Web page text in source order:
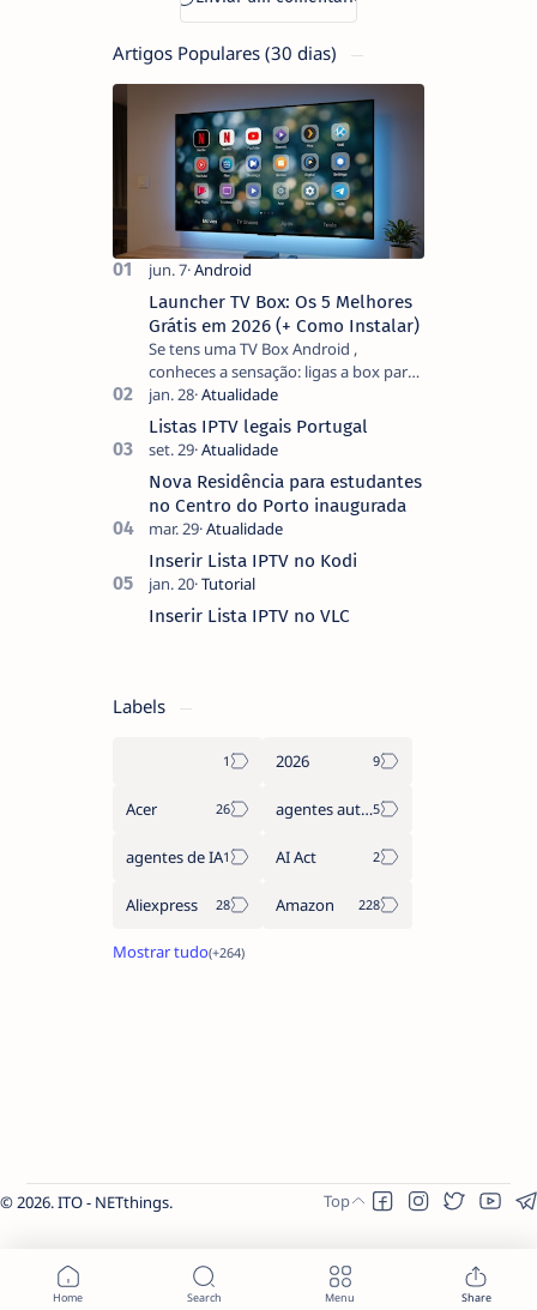
Artigos Populares (30 dias)
Launcher TV Box: Os 5 Melhores
Grátis em 2026 (+ Como Instalar)
Se tens uma TV Box Android ,
conheces a sensação: ligas a box para
ver um filme e o ecrã inicial está
coberto de sugestões que não
pediste, ban…
Listas IPTV legais Portugal
Nova Residência para estudantes
no Centro do Porto inaugurada
Inserir Lista IPTV no Kodi
Inserir Lista IPTV no VLC
Labels
2026
Acer agentes autónomos
agentes de IA AI Act
Aliexpress Amazon
2026.ITO - NETthings.